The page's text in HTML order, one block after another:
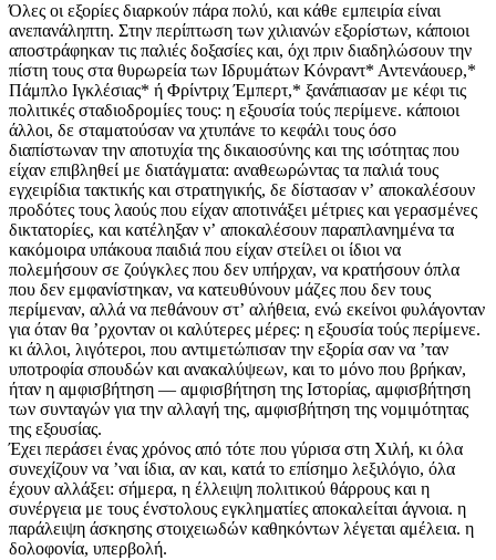
Όλες οι εξορίες διαρκούν πάρα πολύ, και κάθε εμπειρία είναι
ανεπανάληπτη. Στην περίπτωση των χιλιανών εξορίστων, κάποιοι
αποστράφηκαν τις παλιές δοξασίες και, όχι πριν διαδηλώσουν την
πίστη τους στα θυρωρεία των Ιδρυμάτων Κόνραντ* Αντενάουερ,*
Πάμπλο Ιγκλέσιας* ή Φρίντριχ Έμπερτ,* ξανάπιασαν με κέφι τις
πολιτικές σταδιοδρομίες τους: η εξουσία τούς περίμενε. κάποιοι
άλλοι, δε σταματούσαν να χτυπάνε το κεφάλι τους όσο
διαπίστωναν την αποτυχία της δικαιοσύνης και της ισότητας που
είχαν επιβληθεί με διατάγματα: αναθεωρώντας τα παλιά τους
εγχειρίδια τακτικής και στρατηγικής, δε δίστασαν νʼ αποκαλέσουν
προδότες τους λαούς που είχαν αποτινάξει μέτριες και γερασμένες
δικτατορίες, και κατέληξαν νʼ αποκαλέσουν παραπλανημένα τα
κακόμοιρα υπάκουα παιδιά που είχαν στείλει οι ίδιοι να
πολεμήσουν σε ζούγκλες που δεν υπήρχαν, να κρατήσουν όπλα
που δεν εμφανίστηκαν, να κατευθύνουν μάζες που δεν τους
περίμεναν, αλλά να πεθάνουν στʼ αλήθεια, ενώ εκείνοι φυλάγονταν
για όταν θα ʼρχονταν οι καλύτερες μέρες: η εξουσία τούς περίμενε.
κι άλλοι, λιγότεροι, που αντιμετώπισαν την εξορία σαν να ʼταν
υποτροφία σπουδών και ανακαλύψεων, και το μόνο που βρήκαν,
ήταν η αμφισβήτηση — αμφισβήτηση της Ιστορίας, αμφισβήτηση
των συνταγών για την αλλαγή της, αμφισβήτηση της νομιμότητας
της εξουσίας.
Έχει περάσει ένας χρόνος από τότε που γύρισα στη Χιλή, κι όλα
συνεχίζουν να ʼναι ίδια, αν και, κατά το επίσημο λεξιλόγιο, όλα
έχουν αλλάξει: σήμερα, η έλλειψη πολιτικού θάρρους και η
συνέργεια με τους ένστολους εγκληματίες αποκαλείται άγνοια. η
παράλειψη άσκησης στοιχειωδών καθηκόντων λέγεται αμέλεια. η
δολοφονία, υπερβολή.